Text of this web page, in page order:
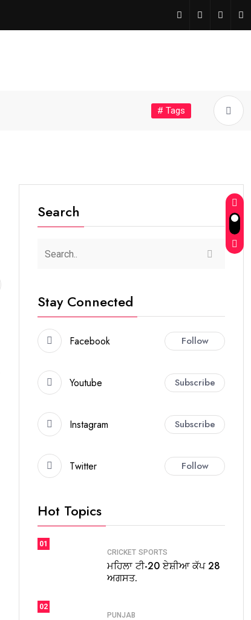
# Tags
Search
Stay Connected
Facebook Follow
Youtube Subscribe
Instagram Subscribe
Twitter Follow
Hot Topics
01
CRICKET SPORTS
ਮਹਿਲਾ ਟੀ-20 ਏਸ਼ੀਆ ਕੱਪ 28
ਅਗਸਤ.
02
PUNJAB